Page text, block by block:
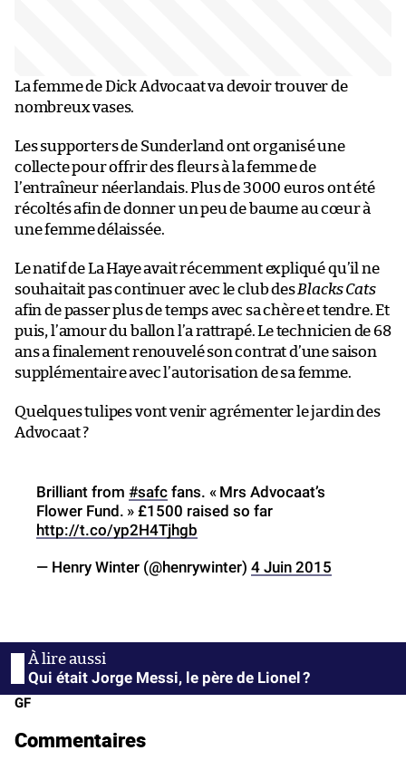
La femme de Dick Advocaat va devoir trouver de
nombreux vases.
Les supporters de Sunderland ont organisé une
collecte pour offrir des fleurs à la femme de
l’entraîneur néerlandais. Plus de 3000 euros ont été
récoltés afin de donner un peu de baume au cœur à
une femme délaissée.
Le natif de La Haye avait récemment expliqué qu’il ne
souhaitait pas continuer avec le club desBlacks Cats
afin de passer plus de temps avec sa chère et tendre. Et
puis, l’amour du ballon l’a rattrapé. Le technicien de 68
ans a finalement renouvelé son contrat d’une saison
supplémentaire avec l’autorisation de sa femme.
Quelques tulipes vont venir agrémenter le jardin des
Advocaat ?
Brilliant from #safc fans. « Mrs Advocaat’s
Flower Fund. » £1500 raised so far
http://t.co/yp2H4Tjhgb
— Henry Winter (@henrywinter) 4 Juin 2015
Qui était Jorge Messi, le père de Lionel ?
GF
Commentaires